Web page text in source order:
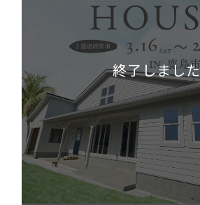
終了しました